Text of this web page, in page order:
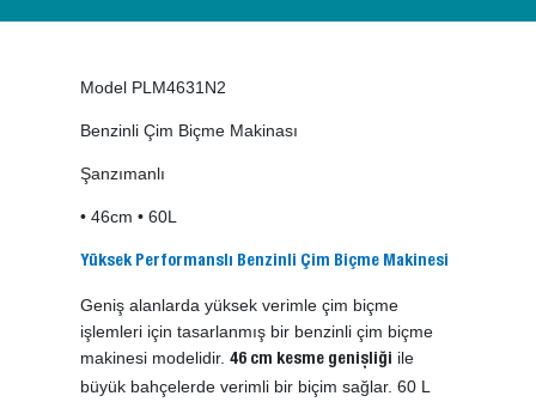
Model PLM4631N2
Benzinli Çim Biçme Makinası
Şanzımanlı
• 46cm • 60L
Yüksek Performanslı Benzinli Çim Biçme Makinesi
Geniş alanlarda yüksek verimle çim biçme
işlemleri için tasarlanmış bir benzinli çim biçme
makinesi modelidir.46 cm kesme genişliği ile
büyük bahçelerde verimli bir biçim sağlar. 60 L